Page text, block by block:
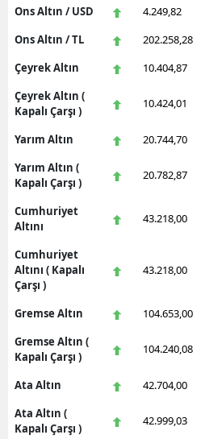
Ons Altın / USD
4.249,82
Ons Altın / TL
202.258,28
Çeyrek Altın
10.404,87
Çeyrek Altın (
Kapalı Çarşı )
10.424,01
Yarım Altın 20.744,70
Yarım Altın (
Kapalı Çarşı )
20.782,87
Cumhuriyet
Altını
43.218,00
Cumhuriyet
Altını ( Kapalı
Çarşı )
43.218,00
Gremse Altın 104.653,00
Gremse Altın (
Kapalı Çarşı )
104.240,08
Ata Altın 42.704,00
Ata Altın (
Kapalı Çarşı )
42.999,03